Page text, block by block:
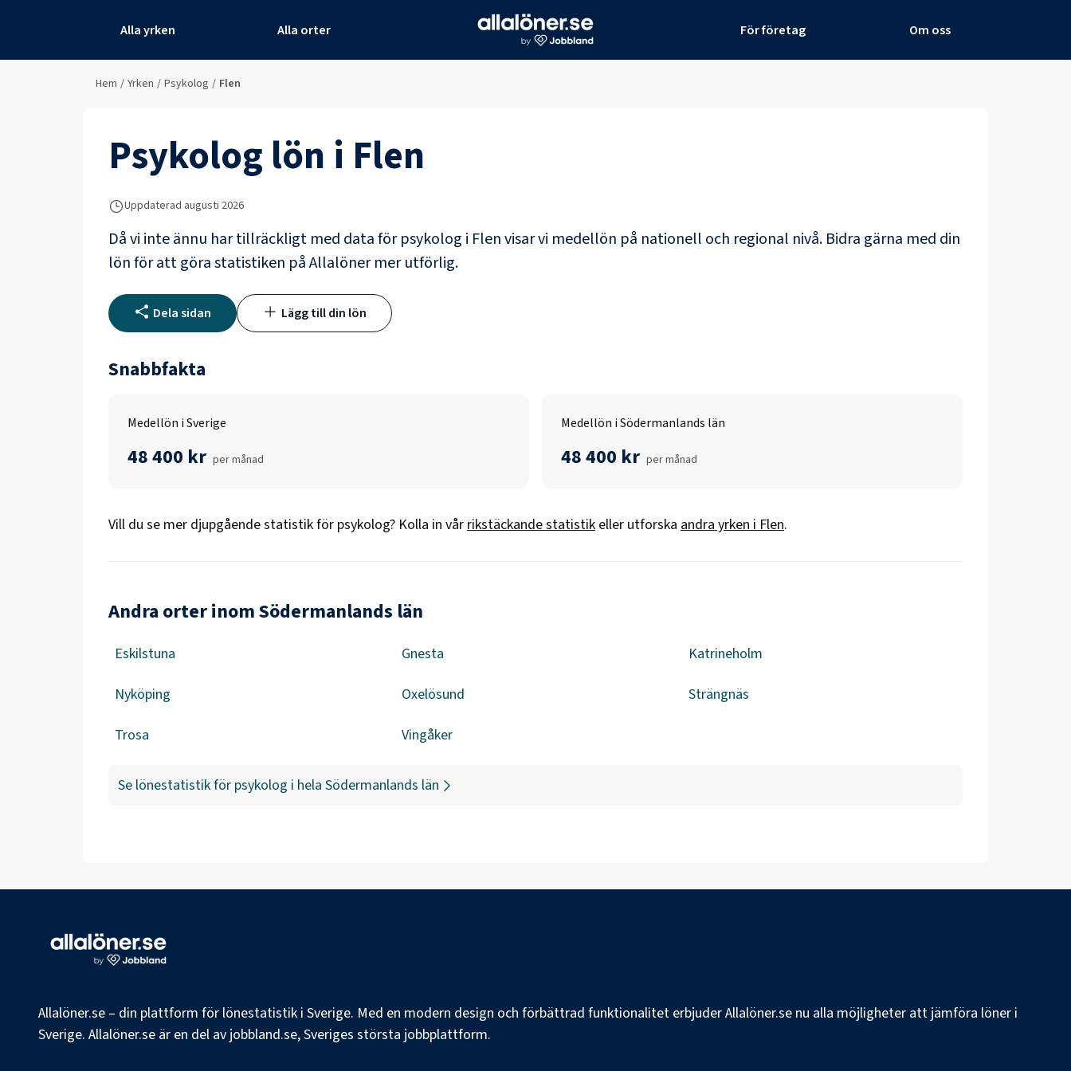
Alla yrken Alla orter För företag Om oss
Hem / Yrken / Psykolog / Flen
Psykolog lön i Flen
Uppdaterad augusti 2026
Då vi inte ännu har tillräckligt med data för psykolog i Flenvisar vi medellön på nationell och regional nivå. Bidra gärna med din
lön för att göra statistiken på Allalöner mer utförlig.
Dela sidan Lägg till din lön
Snabbfakta
Medellön i Sverige
48 400 kr per månad
Medellön i Södermanlands län
48 400 kr per månad
Vill du se mer djupgående statistik för psykolog? Kolla in vårrikstäckande statistik eller utforska andra yrken iFlen.
Andra orter inom Södermanlands län
Eskilstuna Gnesta Katrineholm
Nyköping Oxelösund Strängnäs
Trosa Vingåker
Se lönestatistik för psykolog i hela Södermanlands län
Allalöner.se – din plattform för lönestatistik i Sverige. Med en modern design och förbättrad funktionalitet erbjuder Allalöner.se nu alla möjligheter att jämföra löner i
Sverige. Allalöner.se är en del av jobbland.se, Sveriges största jobbplattform.